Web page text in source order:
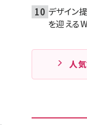
デザイン
を迎える
人